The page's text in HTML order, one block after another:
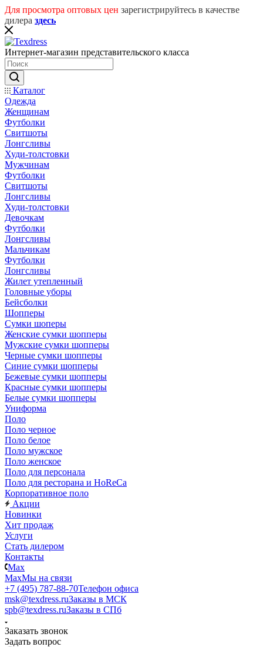
Для просмотра оптовых цен зарегистрируйтесь в качестве
дилера здесь
Интернет-магазин представительского класса
Каталог
Одежда
Женщинам
Футболки
Свитшоты
Лонгсливы
Худи-толстовки
Мужчинам
Футболки
Свитшоты
Лонгсливы
Худи-толстовки
Девочкам
Футболки
Лонгсливы
Мальчикам
Футболки
Лонгсливы
Жилет утепленный
Головные уборы
Бейсболки
Шопперы
Сумки шоперы
Женские сумки шопперы
Мужские сумки шопперы
Черные сумки шопперы
Синие сумки шопперы
Бежевые сумки шопперы
Красные сумки шопперы
Белые сумки шопперы
Униформа
Поло
Поло черное
Поло белое
Поло мужское
Поло женское
Поло для персонала
Поло для ресторана и HoReCa
Корпоративное поло
Акции
Новинки
Хит продаж
Услуги
Стать дилером
Контакты
Max
MaxМы на связи
+7 (495) 787-88-70Телефон офиса
msk@texdress.ruЗаказы в МСК
spb@texdress.ruЗаказы в СПб
Заказать звонок
Задать вопрос